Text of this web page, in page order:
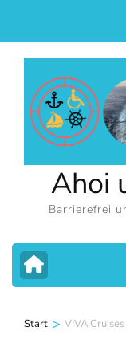
springen
(Eingabetaste
drücken)
Ahoi
Barrierefrei
Start > VIVA Cruises